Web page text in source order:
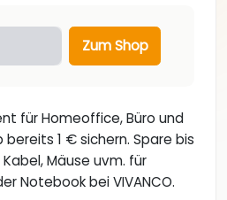
Zum Shop
für Homeoffice, Büro und
1 € sichern. Spare bis
Mäuse uvm. für
Notebook bei VIVANCO.